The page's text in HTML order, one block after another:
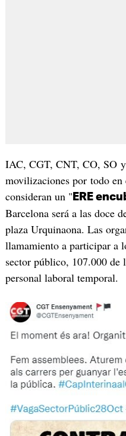
IAC, CGT, CNT, CO, SO
movilizaciones por todo
consideran un " ERE
Barcelona será a las doce
plaza Urquinaona. Las
llamamiento a participar a
sector público, 107.000 de
personal laboral temporal.